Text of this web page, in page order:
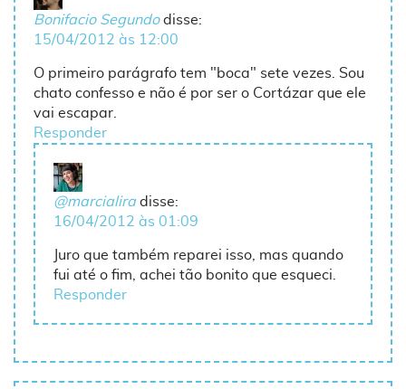
Bonifacio Segundo disse:
15/04/2012 às 12:00
O primeiro parágrafo tem "boca" sete vezes. Sou
chato confesso e não é por ser o Cortázar que ele
vai escapar.
Responder
@marcialira disse:
16/04/2012 às 01:09
Juro que também reparei isso, mas quando
fui até o fim, achei tão bonito que esqueci.
Responder